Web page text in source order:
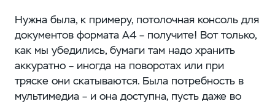
Нужна была, к примеру, потолочная консоль для
документов формата А4 – получите! Вот только,
как мы убедились, бумаги там надо хранить
аккуратно – иногда на поворотах или при
тряске они скатываются. Была потребность в
мультимедиа – и она доступна, пусть даже во